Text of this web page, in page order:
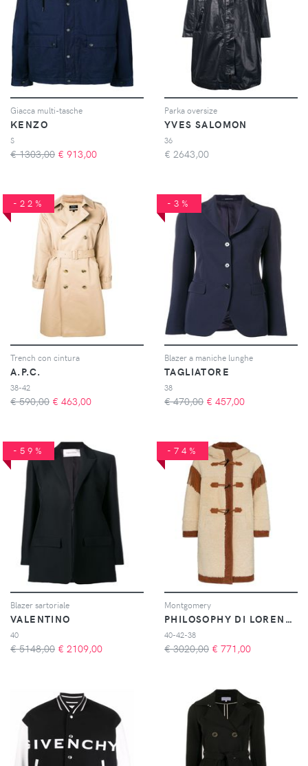
Giacca multi-tasche
KENZO
S
€ 1303,00 € 913,00
Parka oversize
YVES SALOMON
36
€ 2643,00
-22%
Trench con cintura
A.P.C.
38-42
€ 590,00 € 463,00
-3%
Blazer a maniche lunghe
TAGLIATORE
38
€ 470,00 € 457,00
-59%
Blazer sartoriale
VALENTINO
40
€ 5148,00 € 2109,00
-74%
Montgomery
PHILOSOPHY DI LORENZO SERAFINI
40-42-38
€ 3020,00 € 771,00